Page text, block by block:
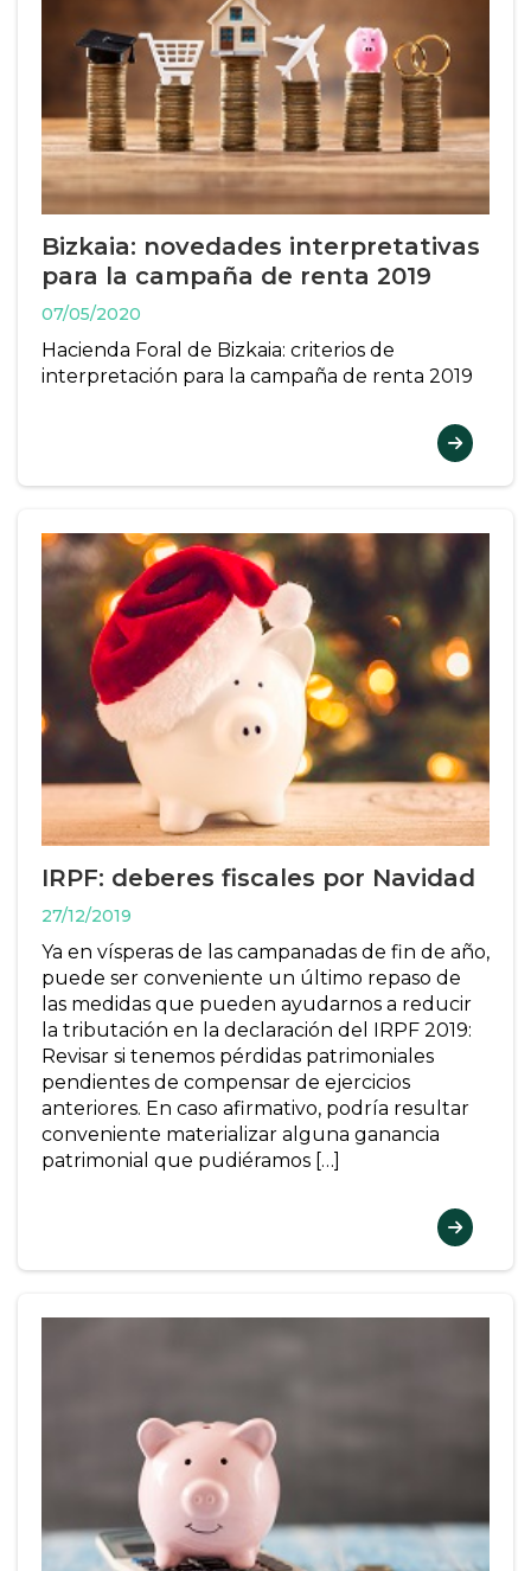
Bizkaia: novedades interpretativas
para la campaña de renta 2019
07/05/2020
Hacienda Foral de Bizkaia: criterios de
interpretación para la campaña de renta 2019
IRPF: deberes fiscales por Navidad
27/12/2019
Ya en vísperas de las campanadas de fin de año,
puede ser conveniente un último repaso de
las medidas que pueden ayudarnos a reducir
la tributación en la declaración del IRPF 2019:
Revisar si tenemos pérdidas patrimoniales
pendientes de compensar de ejercicios
anteriores. En caso afirmativo, podría resultar
conveniente materializar alguna ganancia
patrimonial que pudiéramos […]